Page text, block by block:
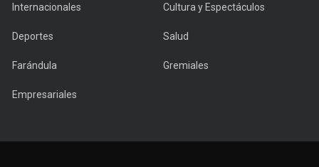
Internacionales Cultura y Espectáculos
Deportes Salud
Farándula Gremiales
Empresariales